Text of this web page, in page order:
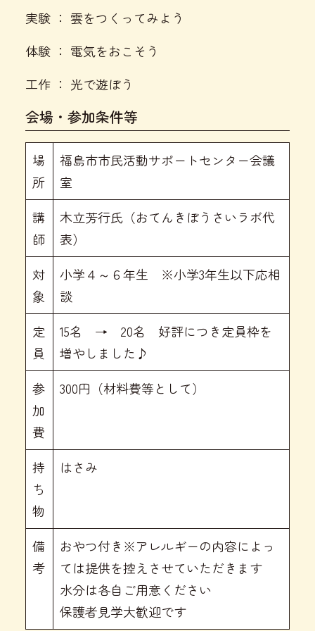
実験 ： 雲をつくってみよう
体験 ： 電気をおこそう
工作 ： 光で遊ぼう
会場・参加条件等
場
所
福島市市民活動サポートセンター会議
室
講
師
木立芳行氏（おてんきぼうさいラボ代
表）
対
象
小学４～６年生 ※小学3年生以下応相
談
定
員
15名 → 20名 好評につき定員枠を
増やしました♪
参
加
費
300円（材料費等として）
持
ち
物
はさみ
備
考
おやつ付き※アレルギーの内容によっ
ては提供を控えさせていただきます
水分は各自ご用意ください
保護者見学大歓迎です